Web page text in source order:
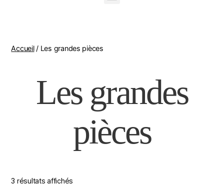
Accueil/ Les grandes pièces
Les grandes
pièces
3 résultats affichés